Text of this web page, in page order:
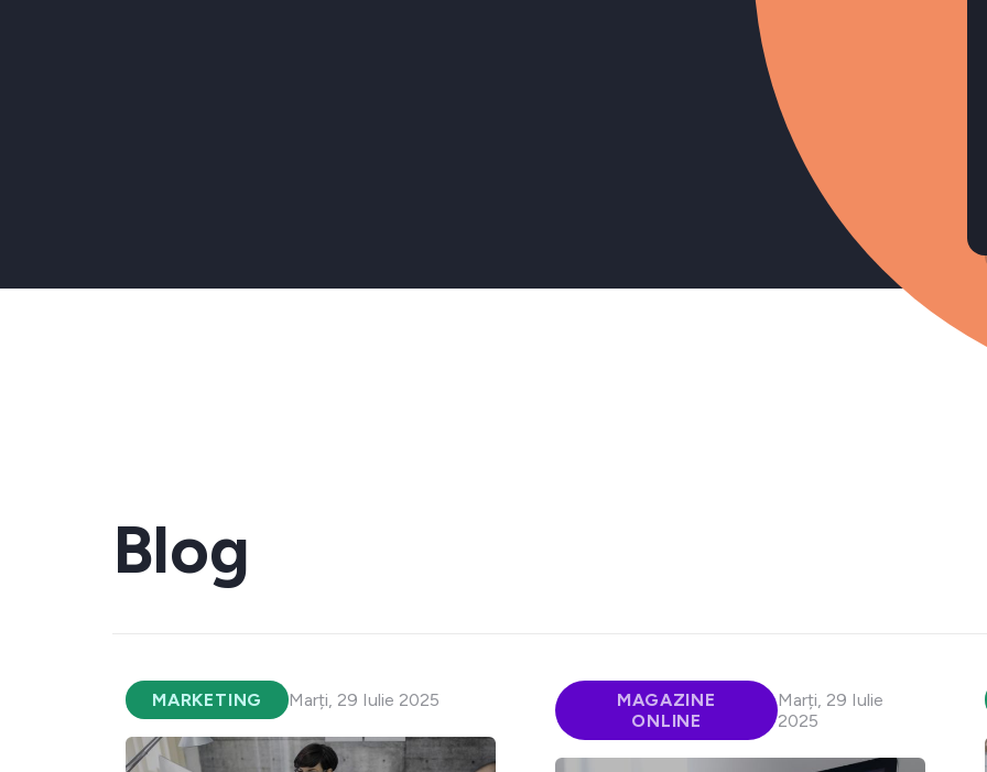
Blog
MARKETING Marți, 29 Iulie 2025
MAGAZINE
ONLINE
Marți, 29 Iulie
2025